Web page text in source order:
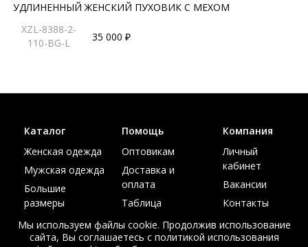
УДЛИНЕННЫЙ ЖЕНСКИЙ ПУХОВИК С МЕХОМ
XZL-8388-2-
110-BG-L
35 000 ₽
Каталог
Женская одежда
Мужская одежда
Большие
размеры
Акции
Помощь
Оптовикам
Доставка и
оплата
Таблица
Компания
Личный
кабинет
Вакансии
Контакты
Мы используем файлы cookie. Продолжив использование
сайта, Вы соглашаетесь с политикой использования